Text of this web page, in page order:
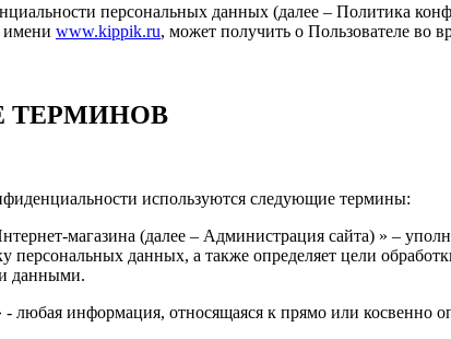
персональных данных (далее – Политика
www.kippik.ru, может получить о Пользователе во
ТЕРМИНОВ
используются следующие термины:
магазина (далее – Администрация сайта) » –
персональных данных, а также определяет цели
данными.
любая информация, относящаяся к прямо или косвенно